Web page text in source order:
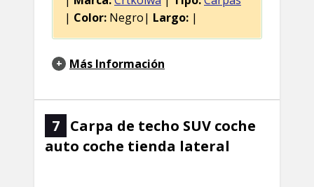
| Color: Negro| Largo: |
Más Información
7 Carpa de techo SUV coche
auto coche tienda lateral